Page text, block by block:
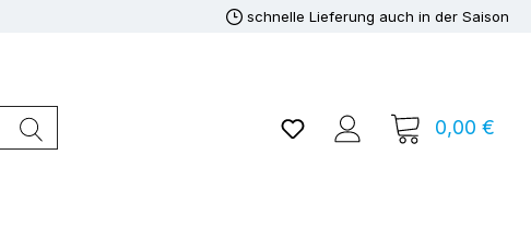
schnelle Lieferung auch in der Saison
Du hast 0 Produkte auf
0,00 €